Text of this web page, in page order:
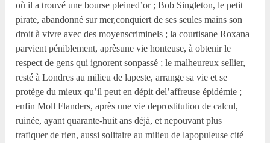
où il a trouvé une bourse pleined’or ; Bob Singleton, le petit
pirate, abandonné sur mer,conquiert de ses seules mains son
droit à vivre avec des moyenscriminels ; la courtisane Roxana
parvient péniblement, aprèsune vie honteuse, à obtenir le
respect de gens qui ignorent sonpassé ; le malheureux sellier,
resté à Londres au milieu de lapeste, arrange sa vie et se
protège du mieux qu’il peut en dépit del’affreuse épidémie ;
enfin Moll Flanders, après une vie deprostitution de calcul,
ruinée, ayant quarante-huit ans déjà, et nepouvant plus
trafiquer de rien, aussi solitaire au milieu de lapopuleuse cité